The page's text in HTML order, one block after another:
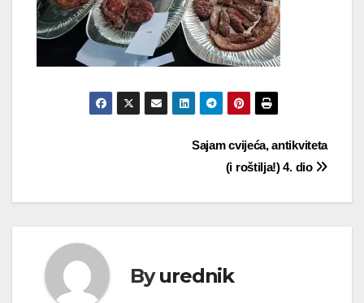
Sajam cvijeća, antikviteta
(i roštilja!) 4. dio
Byurednik